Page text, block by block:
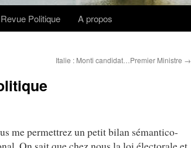
Revue Politique A propos
Italie : Monti candidat…Premier Ministre →
me permettrez un petit bilan sémantico-